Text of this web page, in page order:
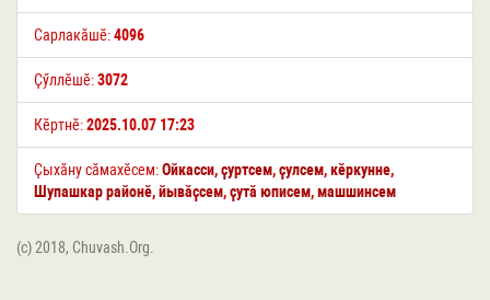
Сарлакӑшӗ:4096
Ҫӳллӗшӗ:3072
Кӗртнӗ:2025.10.07 17:23
Ҫыхӑну сӑмахӗсем:Ойкасси,ҫуртсем,ҫулсем,кӗркунне,
Шупашкар районӗ,йывӑҫсем,ҫутӑ юписем,машшинсем
(c) 2018, Chuvash.Org.